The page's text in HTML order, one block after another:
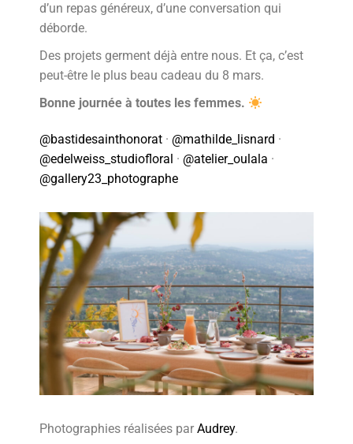
d’un repas généreux, d’une conversation qui
déborde.
Des projets germent déjà entre nous. Et ça, c’est
peut-être le plus beau cadeau du 8 mars.
Bonne journée à toutes les femmes.
@bastidesainthonorat · @mathilde_lisnard ·
@edelweiss_studiofloral · @atelier_oulala ·
@gallery23_photographe
Photographies réalisées parAudrey.